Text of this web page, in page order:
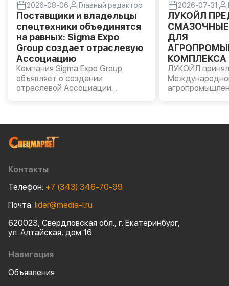
2026-08-06 Главный редактор
Поставщики и владельцы
спецтехники объединятся
на равных: Sigma Expo
Group создает отраслевую
Ассоциацию
Компания Sigma Expo Group
объявляет о создании
отраслевой Ассоциации
2026-07-31
ЛУКОЙЛ
ДЛЯ
КОМПЛЕКСА
ЛУКОЙЛ принял
моторные
Навигация
Объявления
Контакты
Телефон: +7 (343) 346-70-99
Почта: lider@media-l.ru
620023, Свердловская обл., г. Екатеринбург,
ул. Алтайская, дом 16